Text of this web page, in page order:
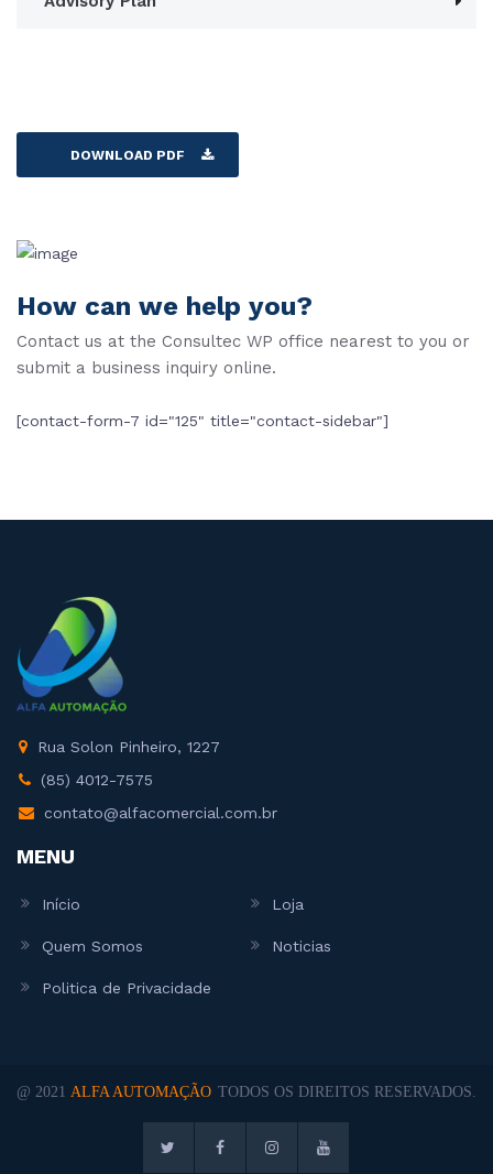
DOWNLOAD PDF
How can we help you?
Contact us at the Consultec WP office nearest to you or
submit a business inquiry online.
[contact-form-7 id="125" title="contact-sidebar"]
Rua Solon Pinheiro, 1227
(85) 4012-7575
contato@alfacomercial.com.br
MENU
Início Loja
Quem Somos Noticias
Politica de Privacidade
@ 2021 ALFA AUTOMAÇÃO TODOS OS DIREITOS RESERVADOS.